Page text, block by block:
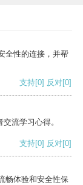
全性的连接，并帮
支持[0] 反对[0]
流学习心得。
支持[0] 反对[0]
畅体验和安全性保